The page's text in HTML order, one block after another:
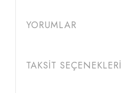
YORUMLAR
TAKSİT SEÇENEKLERİ